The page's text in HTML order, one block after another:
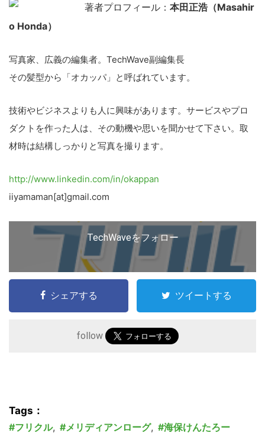
著者プロフィール： 本田正浩（Masahir
o Honda）
写真家、広義の編集者。TechWave副編集長
その髪型から「オカッパ」と呼ばれています。
技術やビジネスよりも人に興味があります。サービスやプロ
ダクトを作った人は、その動機や思いを聞かせて下さい。取
材時は結構しっかりと写真を撮ります。
http://www.linkedin.com/in/okappan
iiyamaman[at]gmail.com
TechWaveをフォロー
シェアする ツイートする
follow
Tags：
フリクル, メリディアンローグ, 海保けんたろー